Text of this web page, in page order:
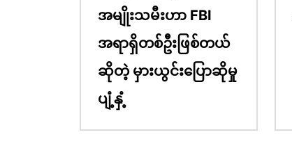
အမျိုးသမီးဟာ FBI
အရာရှိတစ်ဦးဖြစ်တယ်
ဆိုတဲ့ မှားယွင်းပြောဆိုမှု
ပျံ့နှံ့